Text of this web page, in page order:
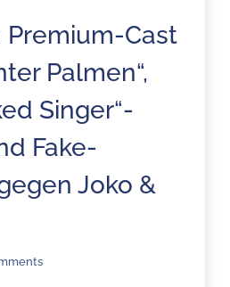
Premium-Cast
Palmen“,
Singer“-
Fake-
Joko &